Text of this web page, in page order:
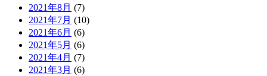
2021年8月 (7)
2021年7月 (10)
2021年6月 (6)
2021年5月 (6)
2021年4月 (7)
2021年3月 (6)